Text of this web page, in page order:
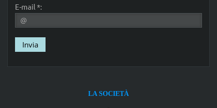
E-mail *:
LA SOCIETÀ